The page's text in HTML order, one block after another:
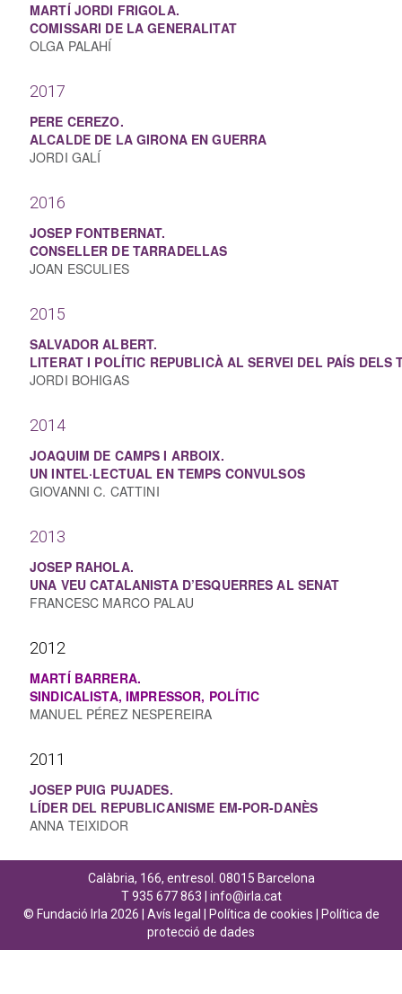
MARTÍ JORDI FRIGOLA.
COMISSARI DE LA GENERALITAT
OLGA PALAHÍ
2017
PERE CEREZO.
ALCALDE DE LA GIRONA EN GUERRA
JORDI GALÍ
2016
JOSEP FONTBERNAT.
CONSELLER DE TARRADELLAS
JOAN ESCULIES
2015
SALVADOR ALBERT.
LITERAT I POLÍTIC REPUBLICÀ AL SERVEI DEL PAÍS DELS
JORDI BOHIGAS
2014
JOAQUIM DE CAMPS I ARBOIX.
UN INTEL·LECTUAL EN TEMPS CONVULSOS
GIOVANNI C. CATTINI
2013
JOSEP RAHOLA.
UNA VEU CATALANISTA D’ESQUERRES AL SENAT
FRANCESC MARCO PALAU
2012
MARTÍ BARRERA.
SINDICALISTA, IMPRESSOR, POLÍTIC
MANUEL PÉREZ NESPEREIRA
2011
JOSEP PUIG PUJADES.
LÍDER DEL REPUBLICANISME EM-POR-DANÈS
ANNA TEIXIDOR
Calàbria, 166, entresol. 08015 Barcelona
T 935 677 863 | info@irla.cat
© Fundació Irla 2026 | Avís legal Política de cookies
Política de
protecció de dades